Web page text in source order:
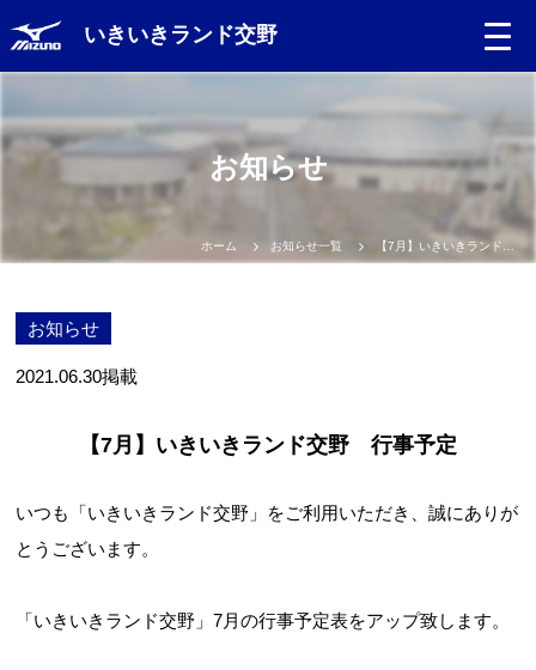
いきいきランド交野
お知らせ
ホーム お知らせ一覧
お知らせ
2021.06.30掲載
【7月】いきいきランド交野 行事予定
いつも「いきいきランド交野」をご利用いただき、誠にありが
とうございます。
「いきいきランド交野」7月の行事予定表をアップ致します。